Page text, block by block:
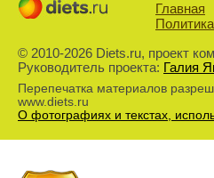
Главная
© 2010-2026 Diets.ru, проект
Руководитель проекта: Галия
Перепечатка материалов
www.diets.ru
О фотографиях и текстах,